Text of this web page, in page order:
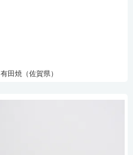
有田焼（佐賀県）